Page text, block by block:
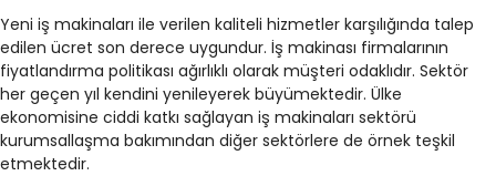
Yeni iş makinaları ile verilen kaliteli hizmetler karşılığında talep
edilen ücret son derece uygundur. İş makinası firmalarının
fiyatlandırma politikası ağırlıklı olarak müşteri odaklıdır. Sektör
her geçen yıl kendini yenileyerek büyümektedir. Ülke
ekonomisine ciddi katkı sağlayan iş makinaları sektörü
kurumsallaşma bakımından diğer sektörlere de örnek teşkil
etmektedir.